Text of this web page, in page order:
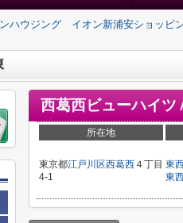
ハウジング イオン新浦安ショッピ
西葛西ビューハイツ
所在地
東京都江戸川区西葛西４丁目
4-1
東
東